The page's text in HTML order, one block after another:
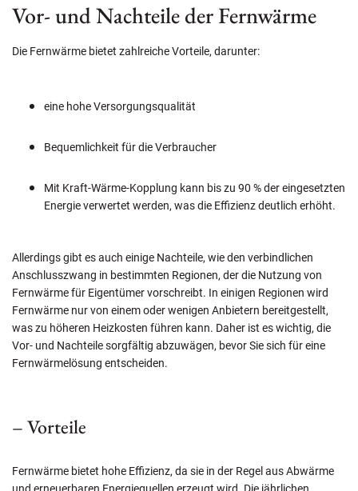
Vor- und Nachteile der Fernwärme
Die Fernwärme bietet zahlreiche Vorteile, darunter:
eine hohe Versorgungsqualität
Bequemlichkeit für die Verbraucher
Mit Kraft-Wärme-Kopplung kann bis zu 90 % der eingesetzten
Energie verwertet werden, was die Effizienz deutlich erhöht.
Allerdings gibt es auch einige Nachteile, wie den verbindlichen
Anschlusszwang in bestimmten Regionen, der die Nutzung von
Fernwärme für Eigentümer vorschreibt. In einigen Regionen wird
Fernwärme nur von einem oder wenigen Anbietern bereitgestellt,
was zu höheren Heizkosten führen kann. Daher ist es wichtig, die
Vor- und Nachteile sorgfältig abzuwägen, bevor Sie sich für eine
Fernwärmelösung entscheiden.
– Vorteile
Fernwärme bietet hohe Effizienz, da sie in der Regel aus Abwärme